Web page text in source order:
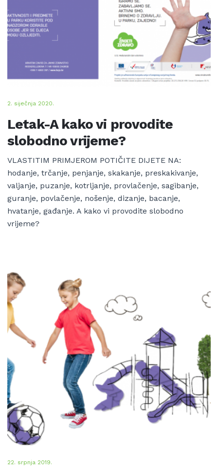
2. siječnja 2020.
Letak-A kako vi provodite
slobodno vrijeme?
VLASTITIM PRIMJEROM POTIČITE DIJETE NA:
hodanje, trčanje, penjanje, skakanje, preskakivanje,
valjanje, puzanje, kotrljanje, provlačenje, sagibanje,
guranje, povlačenje, nošenje, dizanje, bacanje,
hvatanje, gađanje. A kako vi provodite slobodno
vrijeme?
22. srpnja 2019.